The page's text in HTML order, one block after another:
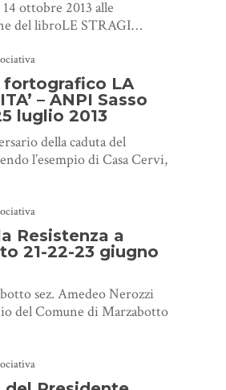
ottobre 2013 alle
del libroLE STRAGI…
fortografico LA
– ANPI Sasso
luglio 2013
della caduta del
l’esempio di Casa Cervi,
Resistenza a
21-22-23 giugno
sez. Amedeo Nerozzi
del Comune di Marzabotto